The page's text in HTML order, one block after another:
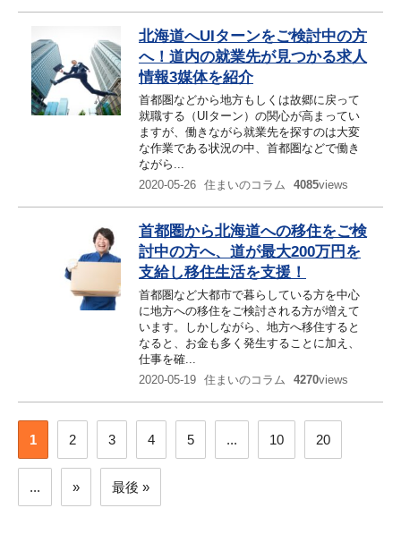
北海道へUIターンをご検討中の方
へ！道内の就業先が見つかる求人
情報3媒体を紹介
首都圏などから地方もしくは故郷に戻って
就職する（UIターン）の関心が高まってい
ますが、働きながら就業先を探すのは大変
な作業である状況の中、首都圏などで働き
ながら...
2020-05-26 住まいのコラム 4085views
首都圏から北海道への移住をご検
討中の方へ、道が最大200万円を
支給し移住生活を支援！
首都圏など大都市で暮らしている方を中心
に地方への移住をご検討される方が増えて
います。しかしながら、地方へ移住すると
なると、お金も多く発生することに加え、
仕事を確...
2020-05-19 住まいのコラム 4270views
1 2 3 4 5 ... 10 20
... » 最後 »